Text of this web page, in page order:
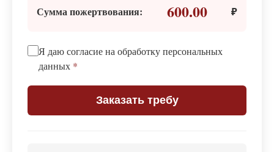
Сумма пожертвования: 600.00 ₽
Я даю согласие на обработку персональных
данных *
Заказать требу